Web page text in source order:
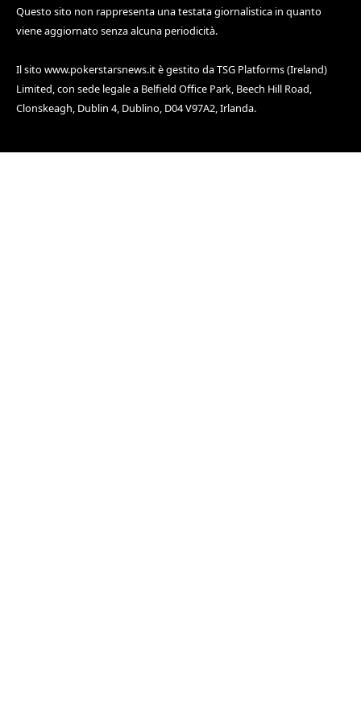
Questo sito non rappresenta una testata giornalistica in quanto
viene aggiornato senza alcuna periodicità.
Il sito www.pokerstarsnews.itè gestito da TSG Platforms (Ireland)
Limited, con sede legale a Belfield Office Park, Beech Hill Road,
Clonskeagh, Dublin 4, Dublino, D04 V97A2, Irlanda.